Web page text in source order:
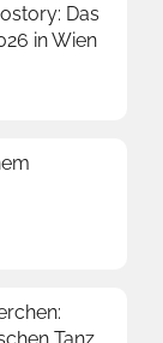
Das
in Wien
Tanz